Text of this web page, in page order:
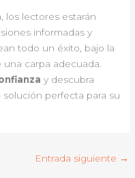
los lectores estarán
informadas y
todo un éxito, bajo la
carpa adecuada.
y descubra
perfecta para su
Entrada siguiente →